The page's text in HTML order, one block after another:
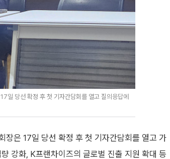
일 당선 확정 후 첫 기자간담회를 열고 질의응답에
장은 17일 당선 확정 후 첫 기자간담회를 열고 가
강화, K프랜차이즈의 글로벌 진출 지원 확대 등